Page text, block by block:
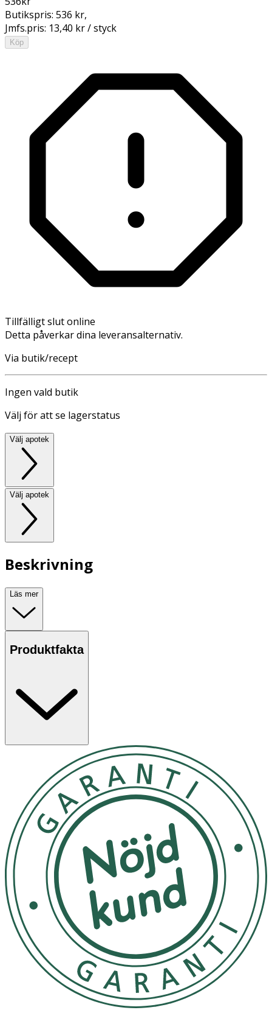
Butikspris: 536 kr,
Jmfs.pris: 13,40 kr / styck
Köp
Tillfälligt slut online
Detta påverkar dina leveransalternativ.
Via butik/recept
Ingen vald butik
Välj för att se lagerstatus
Välj apotek
Välj apotek
Beskrivning
Läs mer
Produktfakta